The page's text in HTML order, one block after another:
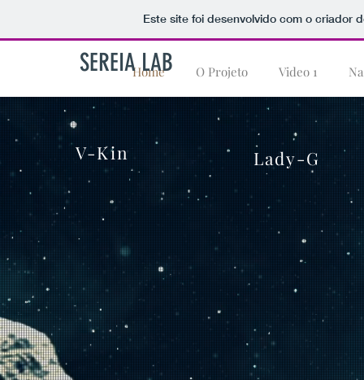
Este site foi desenvolvido com o criador
SEREIA LAB
Home O Projeto Video 1
Lady-G
V-Kin